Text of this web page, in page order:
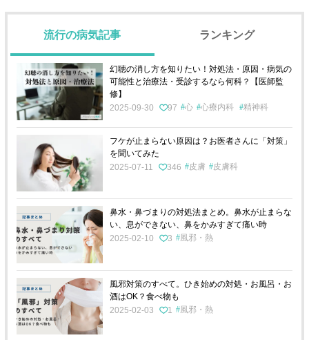
流行の病気記事 ランキング
幻聴の消し方を知りたい！対処法・原因・病気の
可能性と治療法・受診するなら何科？【医師監
修】
2025-09-30
97 心 心療内科 精神科
フケが止まらない原因は？お医者さんに「対策」
を聞いてみた
2025-07-11
346 皮膚 皮膚科
鼻水・鼻づまりの対処法まとめ。鼻水が止まらな
い、息ができない、鼻をかみすぎて痛い時
2025-02-10
3 風邪・熱
風邪対策のすべて。ひき始めの対処・お風呂・お
酒はOK？食べ物も
2025-02-03
1 風邪・熱